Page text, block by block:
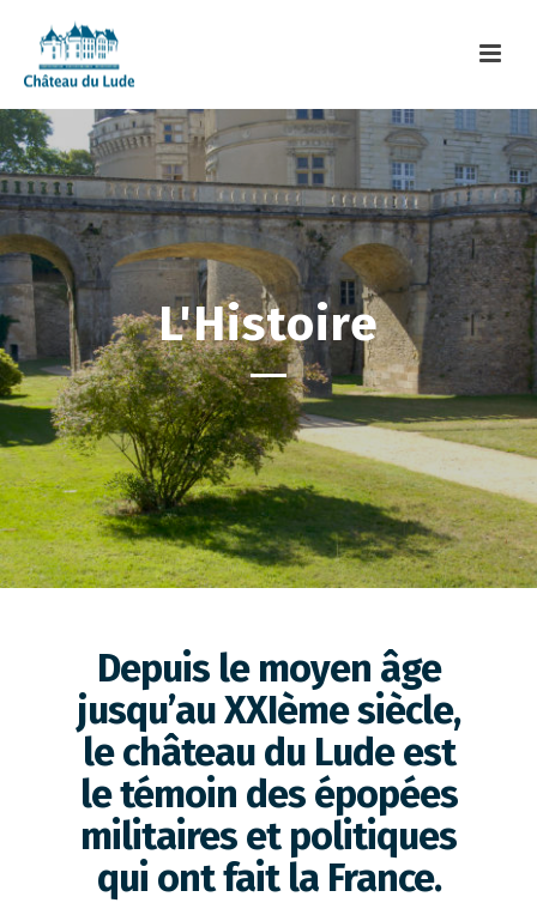
L'Histoire
Depuis le moyen âge
jusqu’au XXIème siècle,
le château du Lude est
le témoin des épopées
militaires et politiques
qui ont fait la France.